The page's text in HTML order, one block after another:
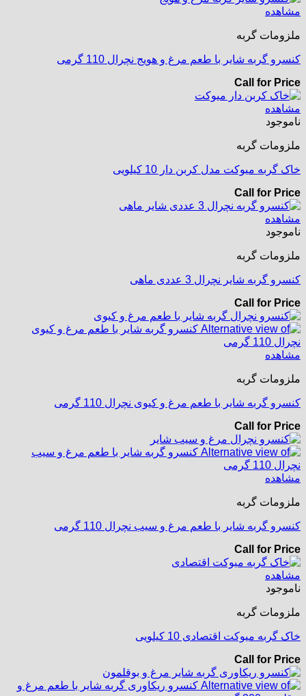
مشاهده
ملزومات گربه
کنسرو گربه شایر با طعم مرغ و هویج نچرال 110 گرمی
Call for Price
مشاهده
ناموجود
ملزومات گربه
خاک گربه میوکت مدل کربن دار 10 کیلویی
Call for Price
مشاهده
ناموجود
ملزومات گربه
کنسرو گربه شایر نچرال 3 عددی ماهی
Call for Price
مشاهده
ملزومات گربه
کنسرو گربه شایر با طعم مرغ و کیوی نچرال 110 گرمی
Call for Price
مشاهده
ملزومات گربه
کنسرو گربه شایر با طعم مرغ و سیب نچرال 110 گرمی
Call for Price
مشاهده
ناموجود
ملزومات گربه
خاک گربه میوکت اقتصادی 10 کیلویی
Call for Price